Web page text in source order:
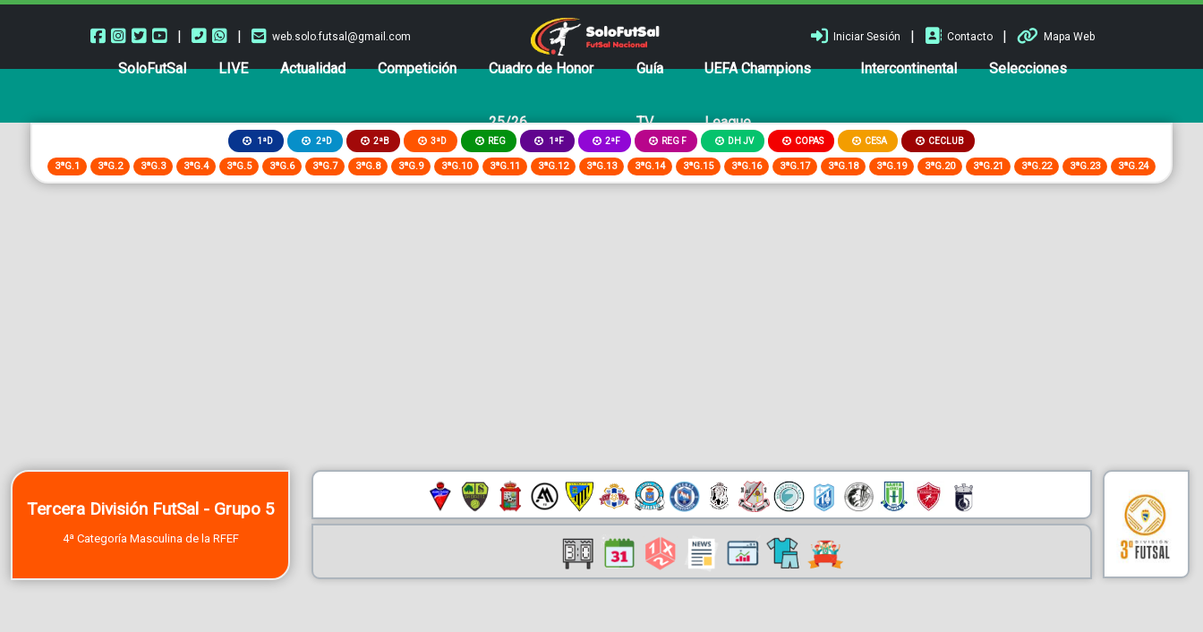
| | web.solo.futsal@gmail.com Iniciar Sesión | Contacto | Mapa Web
SoloFutSal LIVE Actualidad Competición Cuadro de Honor
25/26
Guía
TV
UEFA Champions
League
Intercontinental Selecciones
1ªD 2ªD 2ªB 3ªD REG 1ªF 2ªF REG F DH JV COPAS CESA CECLUB
3ªG.1 3ªG.2 3ªG.3 3ªG.4 3ªG.5 3ªG.6 3ªG.7 3ªG.8 3ªG.9 3ªG.10 3ªG.11 3ªG.12 3ªG.13 3ªG.14 3ªG.15 3ªG.16 3ªG.17 3ªG.18 3ªG.19 3ªG.20 3ªG.21 3ªG.22 3ªG.23 3ªG.24
Tercera División FutSal - Grupo 5
4ª Categoría Masculina de la RFEF